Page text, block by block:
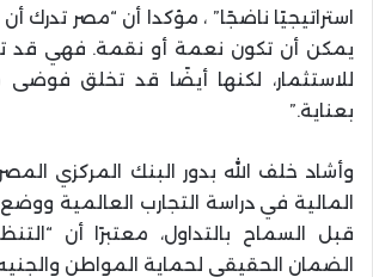
استراتيجيًا ناضجًا” ، مؤكدا أن “مصر تدرك
يمكن أن تكون نعمة أو نقمة. فهي قد
للاستثمار، لكنها أيضًا قد تخلق فوضى
بعناية.”
وأشاد خلف الله بدور البنك المركزي
المالية في دراسة التجارب العالمية
قبل السماح بالتداول، معتبرًا أن
الضمان الحقيقي لحماية المواطن